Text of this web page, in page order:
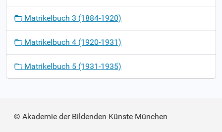
Matrikelbuch 3 (1884-1920)
Matrikelbuch 4 (1920-1931)
Matrikelbuch 5 (1931-1935)
© Akademie der Bildenden Künste München